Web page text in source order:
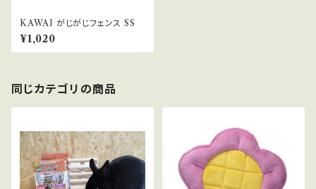
KAWAI がじがじフェンス SS
¥1,020
同じカテゴリの商品